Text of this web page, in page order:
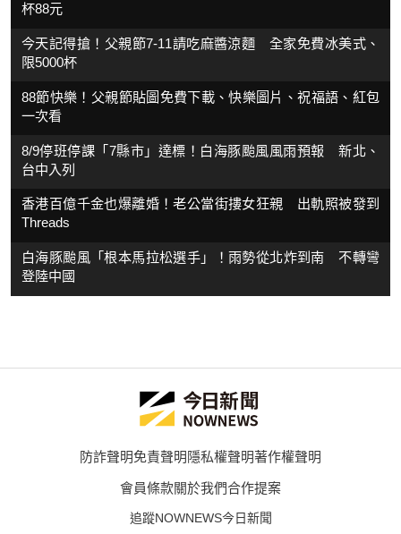
杯88元
今天記得搶！父親節7-11請吃麻醬涼麵 全家免費冰美式、
限5000杯
88節快樂！父親節貼圖免費下載、快樂圖片、祝福語、紅包
一次看
8/9停班停課「7縣市」達標！白海豚颱風風雨預報 新北、
台中入列
香港百億千金也爆離婚！老公當街摟女狂親 出軌照被發到
Threads
白海豚颱風「根本馬拉松選手」！雨勢從北炸到南 不轉彎
登陸中國
防詐聲明免責聲明隱私權聲明著作權聲明
會員條款關於我們合作提案
追蹤NOWNEWS今日新聞